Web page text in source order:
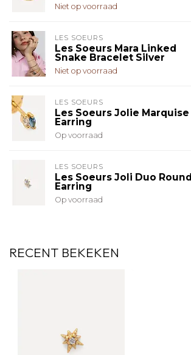
Niet op voorraad
LES SOEURS
Les Soeurs Mara Linked
Snake Bracelet Silver
Niet op voorraad
LES SOEURS
Les Soeurs Jolie Marquise
Earring
Op voorraad
LES SOEURS
Les Soeurs Joli Duo Round
Earring
Op voorraad
RECENT BEKEKEN